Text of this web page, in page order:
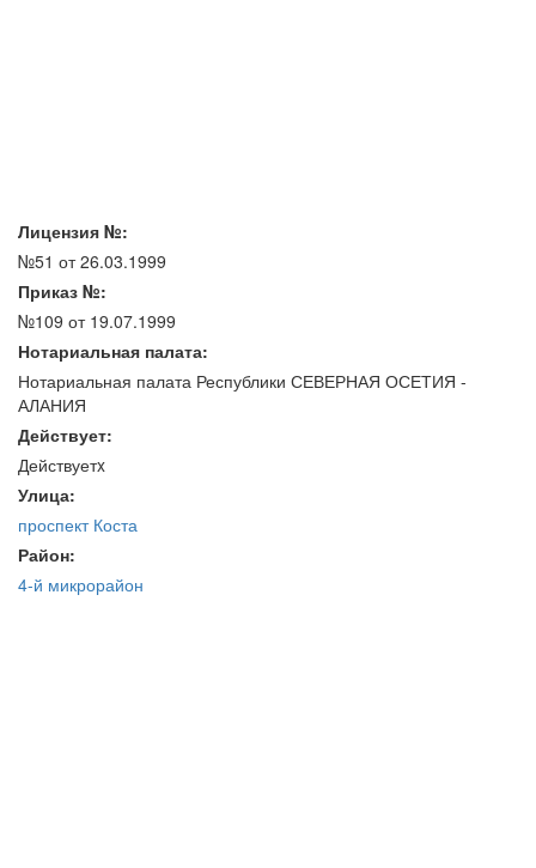
Лицензия №:
№51 от 26.03.1999
Приказ №:
№109 от 19.07.1999
Нотариальная палата:
Нотариальная палата Республики СЕВЕРНАЯ ОСЕТИЯ -
АЛАНИЯ
Действует:
Действуетx
Улица:
проспект Коста
Район:
4-й микрорайон